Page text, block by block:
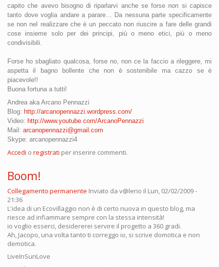
capito che avevo bisogno di riparlarvi anche se forse non si capisce
tanto dove voglia andare a parare… Da nessuna parte specificamente
se non nel realizzare che è un peccato non riuscire a fare delle grandi
cose insieme solo per dei principi, più o meno etici, più o meno
condivisibili.
Forse ho sbagliato qualcosa, forse no, non ce la faccio a rileggere, mi
aspetta il bagno bollente che non è sostenibile ma cazzo se è
piacevole!!
Buona fortuna a tutti!
Andrea aka Arcano Pennazzi
Blog: http://arcanopennazzi.wordpress.com/
Video: http://www.youtube.com/ArcanoPennazzi
Mail: arcanopennazzi@gmail.com
Skype: arcanopennazzi4
Accedi o registrati per inserire commenti.
Boom!
Collegamento permanente Inviato da v@lerio il Lun, 02/02/2009 -
21:36
L'idea di un Ecovillaggio non è di certo nuova in questo blog, ma
riesce ad infiammare sempre con la stessa intensità!
io voglio esserci, desidererei servire il progetto a 360 gradi.
Ah, Jacopo, una volta tanto ti correggo io, si scrive domotica e non
demotica.
LiveInSunLove